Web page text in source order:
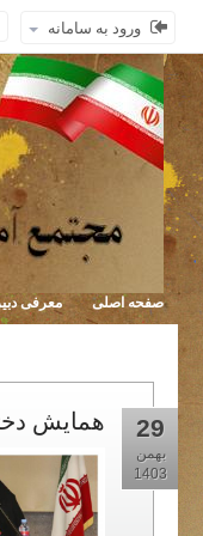
ورود به سامانه
صفحه اصلی معرفی
29
بهمن
1403
همایش